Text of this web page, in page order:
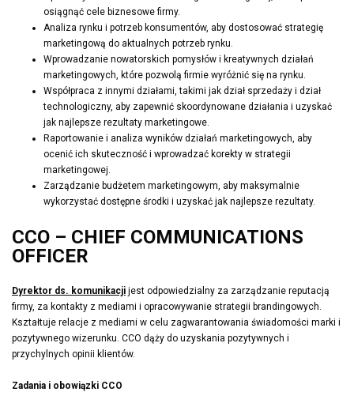
osiągnąć cele biznesowe firmy.
Analiza rynku i potrzeb konsumentów, aby dostosować strategię
marketingową do aktualnych potrzeb rynku.
Wprowadzanie nowatorskich pomysłów i kreatywnych działań
marketingowych, które pozwolą firmie wyróżnić się na rynku.
Współpraca z innymi działami, takimi jak dział sprzedaży i dział
technologiczny, aby zapewnić skoordynowane działania i uzyskać
jak najlepsze rezultaty marketingowe.
Raportowanie i analiza wyników działań marketingowych, aby
ocenić ich skuteczność i wprowadzać korekty w strategii
marketingowej.
Zarządzanie budżetem marketingowym, aby maksymalnie
wykorzystać dostępne środki i uzyskać jak najlepsze rezultaty.
CCO – CHIEF COMMUNICATIONS
OFFICER
Dyrektor ds. komunikacji jest odpowiedzialny za zarządzanie reputacją
firmy, za kontakty z mediami i opracowywanie strategii brandingowych.
Kształtuje relacje z mediami w celu zagwarantowania świadomości marki i
pozytywnego wizerunku. CCO dąży do uzyskania pozytywnych i
przychylnych opinii klientów.
Zadania i obowiązki CCO